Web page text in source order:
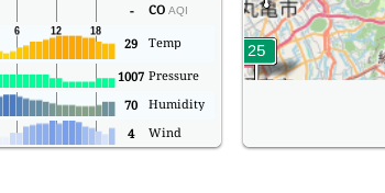
CO AQI
-
Temp
29
Pressure
1007
Humidity
70
Wind
4